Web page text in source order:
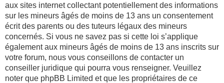
aux sites internet collectant potentiellement des informations
sur les mineurs âgés de moins de 13 ans un consentement
écrit des parents ou des tuteurs légaux des mineurs
concernés. Si vous ne savez pas si cette loi s’applique
également aux mineurs âgés de moins de 13 ans inscrits sur
votre forum, nous vous conseillons de contacter un
conseiller juridique qui pourra vous renseigner. Veuillez
noter que phpBB Limited et que les propriétaires de ce